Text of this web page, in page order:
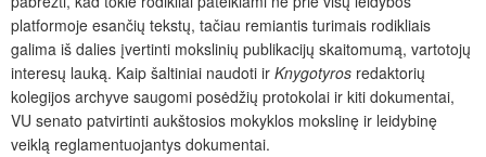
platformoje esančių tekstų, tačiau remiantis turimais rodikliais
galima iš dalies įvertinti mokslinių publikacijų skaitomumą, vartotojų
interesų lauką. Kaip šaltiniai naudoti ir Knygotyros redaktorių
kolegijos archyve saugomi posėdžių protokolai ir kiti dokumentai,
VU senato patvirtinti aukštosios mokyklos mokslinę ir leidybinę
veiklą reglamentuojantys dokumentai.